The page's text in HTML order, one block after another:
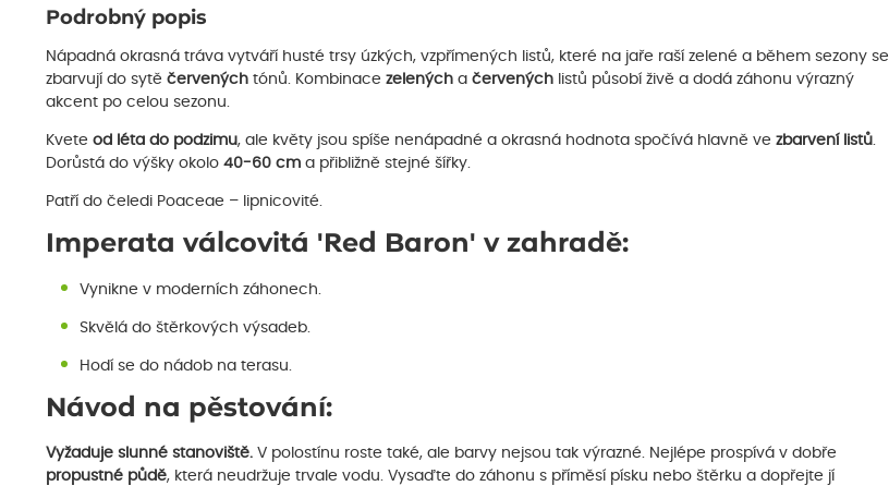
Podrobný popis
Nápadná okrasná tráva vytváří husté trsy úzkých, vzpřímených listů, které na jaře raší zelené a během sezony se
zbarvují do sytě červených tónů. Kombinace zelených a červených listů působí živě a dodá záhonu výrazný
akcent po celou sezonu.
Kvete od léta do podzimu, ale květy jsou spíše nenápadné a okrasná hodnota spočívá hlavně ve zbarvení listů.
Dorůstá do výšky okolo 40-60 cm a přibližně stejné šířky.
Patří do čeledi Poaceae – lipnicovité.
Imperata válcovitá 'Red Baron' v zahradě:
Vynikne v moderních záhonech.
Skvělá do štěrkových výsadeb.
Hodí se do nádob na terasu.
Návod na pěstování:
Vyžaduje slunné stanoviště. V polostínu roste také, ale barvy nejsou tak výrazné. Nejlépe prospívá v dobře
propustné půdě, která neudržuje trvale vodu. Vysaďte do záhonu s příměsí písku nebo štěrku a dopřejte jí